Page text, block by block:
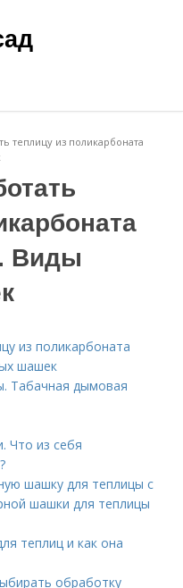
теплицу из поликарбоната
Виды
из поликарбоната
шашек
Табачная дымовая
Что из себя
шашку для теплицы с
шашки для теплицы
теплиц и как она
обработку